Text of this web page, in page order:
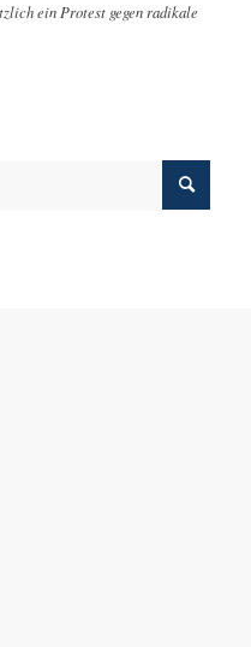
ein Protest gegen radikale